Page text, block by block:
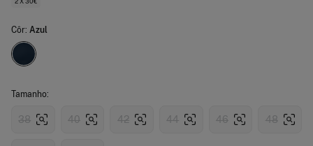
Côr: Azul
Tamanho:
38 40 42 44 46 48